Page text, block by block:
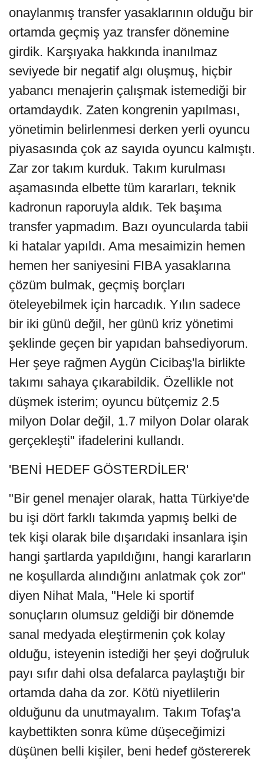
onaylanmış transfer yasaklarının olduğu bir
ortamda geçmiş yaz transfer dönemine
girdik. Karşıyaka hakkında inanılmaz
seviyede bir negatif algı oluşmuş, hiçbir
yabancı menajerin çalışmak istemediği bir
ortamdaydık. Zaten kongrenin yapılması,
yönetimin belirlenmesi derken yerli oyuncu
piyasasında çok az sayıda oyuncu kalmıştı.
Zar zor takım kurduk. Takım kurulması
aşamasında elbette tüm kararları, teknik
kadronun raporuyla aldık. Tek başıma
transfer yapmadım. Bazı oyuncularda tabii
ki hatalar yapıldı. Ama mesaimizin hemen
hemen her saniyesini FIBA yasaklarına
çözüm bulmak, geçmiş borçları
öteleyebilmek için harcadık. Yılın sadece
bir iki günü değil, her günü kriz yönetimi
şeklinde geçen bir yapıdan bahsediyorum.
Her şeye rağmen Aygün Cicibaş'la birlikte
takımı sahaya çıkarabildik. Özellikle not
düşmek isterim; oyuncu bütçemiz 2.5
milyon Dolar değil, 1.7 milyon Dolar olarak
gerçekleşti" ifadelerini kullandı.
'BENİ HEDEF GÖSTERDİLER'
"Bir genel menajer olarak, hatta Türkiye'de
bu işi dört farklı takımda yapmış belki de
tek kişi olarak bile dışarıdaki insanlara işin
hangi şartlarda yapıldığını, hangi kararların
ne koşullarda alındığını anlatmak çok zor"
diyen Nihat Mala, "Hele ki sportif
sonuçların olumsuz geldiği bir dönemde
sanal medyada eleştirmenin çok kolay
olduğu, isteyenin istediği her şeyi doğruluk
payı sıfır dahi olsa defalarca paylaştığı bir
ortamda daha da zor. Kötü niyetlilerin
olduğunu da unutmayalım. Takım Tofaş'a
kaybettikten sonra küme düşeceğimizi
düşünen belli kişiler, beni hedef göstererek